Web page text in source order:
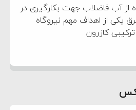
از آب فاضلاب جهت بکارگیری در
یکی از اهداف مهم نیروگاه
کازرون